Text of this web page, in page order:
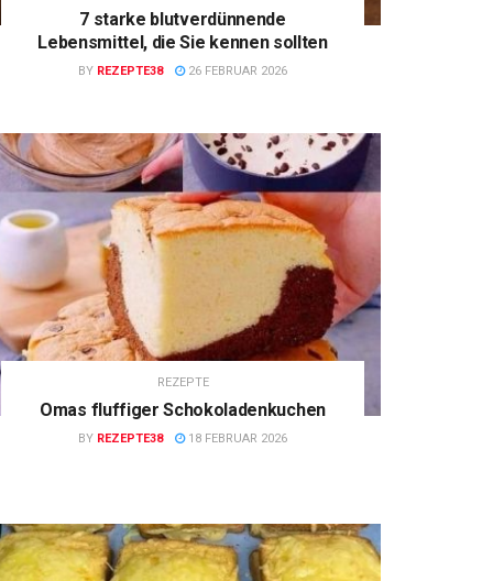
7 starke blutverdünnende
Lebensmittel, die Sie kennen sollten
BY REZEPTE38 26 FEBRUAR 2026
REZEPTE
Omas fluffiger Schokoladenkuchen
BY REZEPTE38 18 FEBRUAR 2026